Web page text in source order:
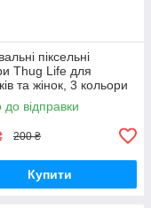
піксельні
Thug Life для
та жінок, 3 кольори
до відправки
200 ₴
Купити